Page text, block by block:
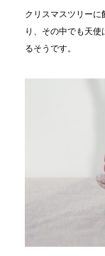
クリスマスツリーに
り、その中でも天使
るそうです。